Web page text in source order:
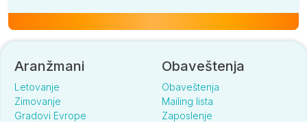
Aranžmani
Letovanje
Zimovanje
Gradovi Evrope
Obaveštenja
Obaveštenja
Mailing lista
Zaposlenje